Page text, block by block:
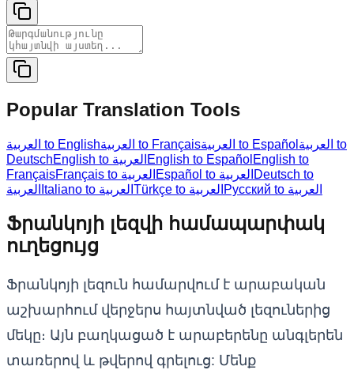
Popular Translation Tools
العربية to English العربية to Français العربية to Español العربية to
Deutsch
English to العربية English to Español English to
Français
Français to العربية Español to العربية Deutsch to
العربية
Italiano to العربية Türkçe to العربية Русский to العربية
Ֆրանկոյի լեզվի համապարփակ
ուղեցույց
Ֆրանկոյի լեզուն համարվում է արաբական
աշխարհում վերջերս հայտնված լեզուներից
մեկը։ Այն բաղկացած է արաբերենը անգլերեն
տառերով և թվերով գրելուց: Մենք